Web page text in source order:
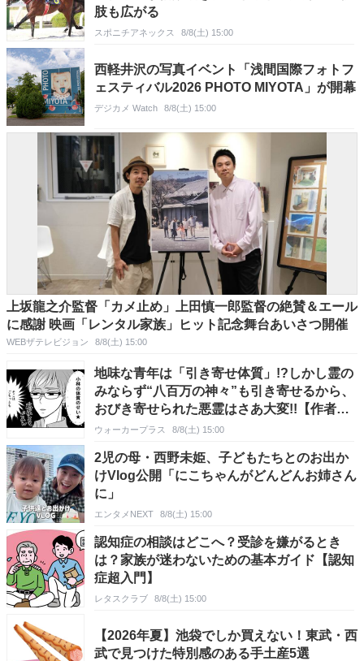
肢も広がる
スポニチアネックス 8/8(土) 15:00
西軽井沢の写真イベント「浅間国際フォトフ
ェスティバル2026 PHOTO MIYOTA」が開幕
デジカメ Watch 8/8(土) 15:00
上坂龍之介監督「カメ止め」上田慎一郎監督の絶賛＆エール
に感謝 映画「レンタル家族」ヒット記念舞台あいさつ開催
WEBザテレビジョン 8/8(土) 15:00
地味な青年は「引き寄せ体質」!?しかし霊の
みならず“八百万の神々”も引き寄せるから、
おびき寄せられた悪霊はさあ大変!!【作者に
聞く】
ウォーカープラス 8/8(土) 15:00
2児の母・西野未姫、子どもたちとのお出か
けVlog公開「にこちゃんがどんどんお姉さん
に」
エンタメNEXT 8/8(土) 15:00
認知症の相談はどこへ？受診を嫌がるとき
は？家族が迷わないための基本ガイド【認知
症超入門】
レタスクラブ 8/8(土) 15:00
【2026年夏】池袋でしか買えない！東武・西
武で見つけた特別感のある手土産5選